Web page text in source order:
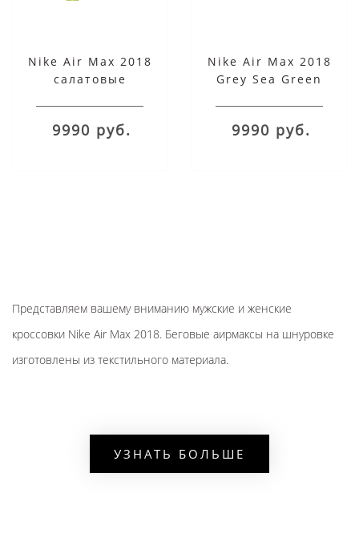
Nike Air Max 2018
салатовые
9990 руб.
Nike Air Max 2018
Grey Sea Green
9990 руб.
Представляем вашему вниманию мужские и женские
кроссовки Nike Air Max 2018. Беговые аирмаксы на шнуровке
изготовлены из текстильного материала.
в подошве предусмотрена вставка max Эйр, которая
УЗНАТЬ БОЛЬШЕ